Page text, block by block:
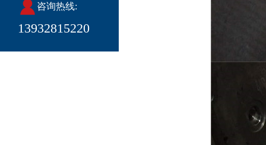
咨询热线:
13932815220